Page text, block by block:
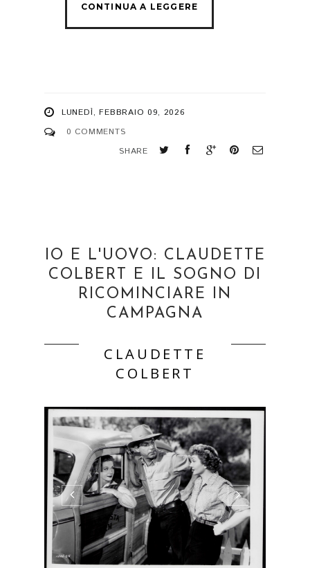
LUNEDÌ, FEBBRAIO 09, 2026
0 COMMENTS
SHARE
IO E L'UOVO: CLAUDETTE
COLBERT E IL SOGNO DI
RICOMINCIARE IN
CAMPAGNA
CLAUDETTE
COLBERT